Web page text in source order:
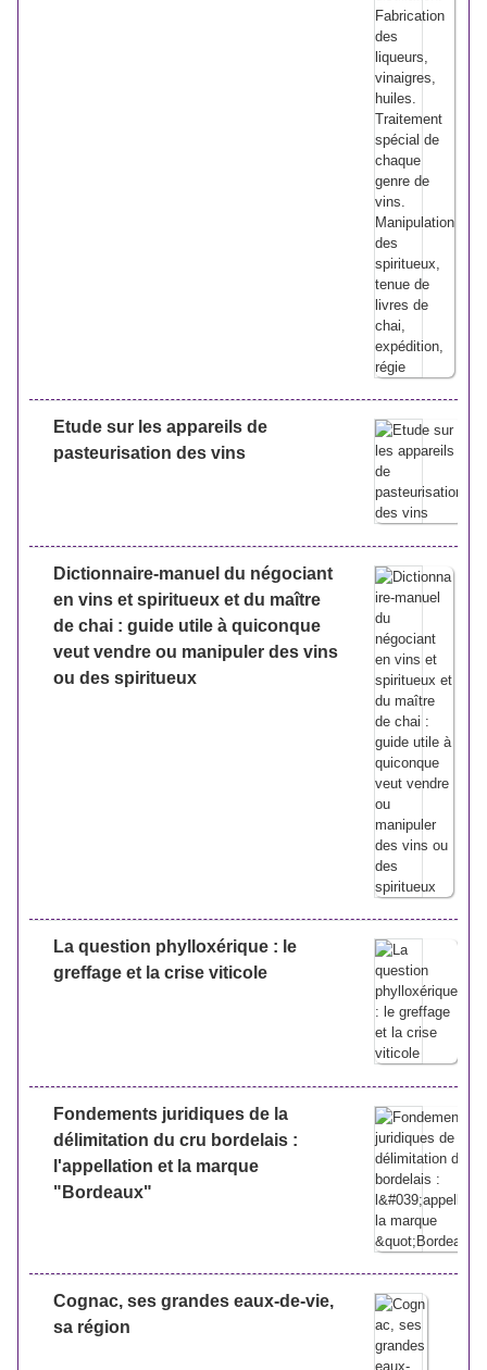
Etude sur les appareils de
pasteurisation des vins
Dictionnaire-manuel du négociant
en vins et spiritueux et du maître
de chai : guide utile à quiconque
veut vendre ou manipuler des vins
ou des spiritueux
La question phylloxérique : le
greffage et la crise viticole
Fondements juridiques de la
délimitation du cru bordelais :
l'appellation et la marque
"Bordeaux"
Cognac, ses grandes eaux-de-vie,
sa région